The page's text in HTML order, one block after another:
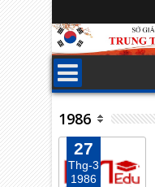
1986
27
Thg-3
1986